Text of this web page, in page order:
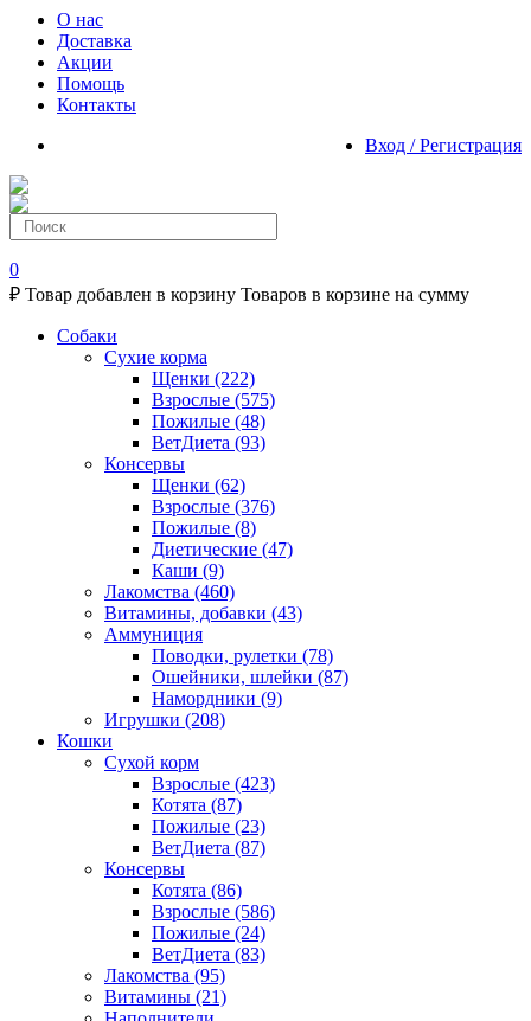
О нас
Доставка
Акции
Помощь
Контакты
Вход / Регистрация
0
₽ Товар добавлен в корзину Товаров в корзине на сумму
Собаки
Сухие корма
Щенки (222)
Взрослые (575)
Пожилые (48)
ВетДиета (93)
Консервы
Щенки (62)
Взрослые (376)
Пожилые (8)
Диетические (47)
Каши (9)
Лакомства (460)
Витамины, добавки (43)
Аммуниция
Поводки, рулетки (78)
Ошейники, шлейки (87)
Намордники (9)
Игрушки (208)
Кошки
Сухой корм
Взрослые (423)
Котята (87)
Пожилые (23)
ВетДиета (87)
Консервы
Котята (86)
Взрослые (586)
Пожилые (24)
ВетДиета (83)
Лакомства (95)
Витамины (21)